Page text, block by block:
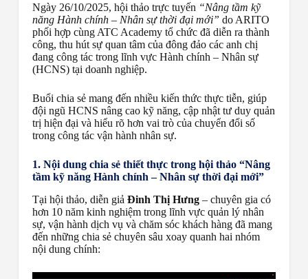
Ngày 26/10/2025, hội thảo trực tuyến “Nâng tầm kỹ
năng Hành chính – Nhân sự thời đại mới” do ARITO
phối hợp cùng ATC Academy tổ chức đã diễn ra thành
công, thu hút sự quan tâm của đông đảo các anh chị
đang công tác trong lĩnh vực Hành chính – Nhân sự
(HCNS) tại doanh nghiệp.
Buổi chia sẻ mang đến nhiều kiến thức thực tiễn, giúp
đội ngũ HCNS nâng cao kỹ năng, cập nhật tư duy quản
trị hiện đại và hiểu rõ hơn vai trò của chuyển đổi số
trong công tác vận hành nhân sự.
1. Nội dung chia sẻ thiết thực trong hội thảo “Nâng
tầm kỹ năng Hành chính – Nhân sự thời đại mới”
Tại hội thảo, diễn giả Đinh Thị Hưng– chuyên gia có
hơn 10 năm kinh nghiệm trong lĩnh vực quản lý nhân
sự, vận hành dịch vụ và chăm sóc khách hàng đã mang
đến những chia sẻ chuyên sâu xoay quanh hai nhóm
nội dung chính: